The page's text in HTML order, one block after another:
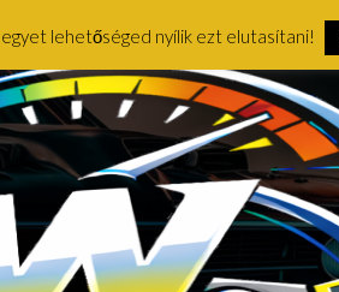
lehetőséged nyílik ezt elutasítani!